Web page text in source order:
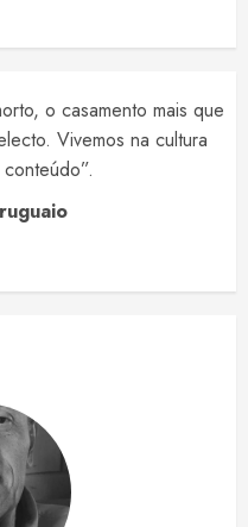
o casamento mais que
Vivemos na cultura